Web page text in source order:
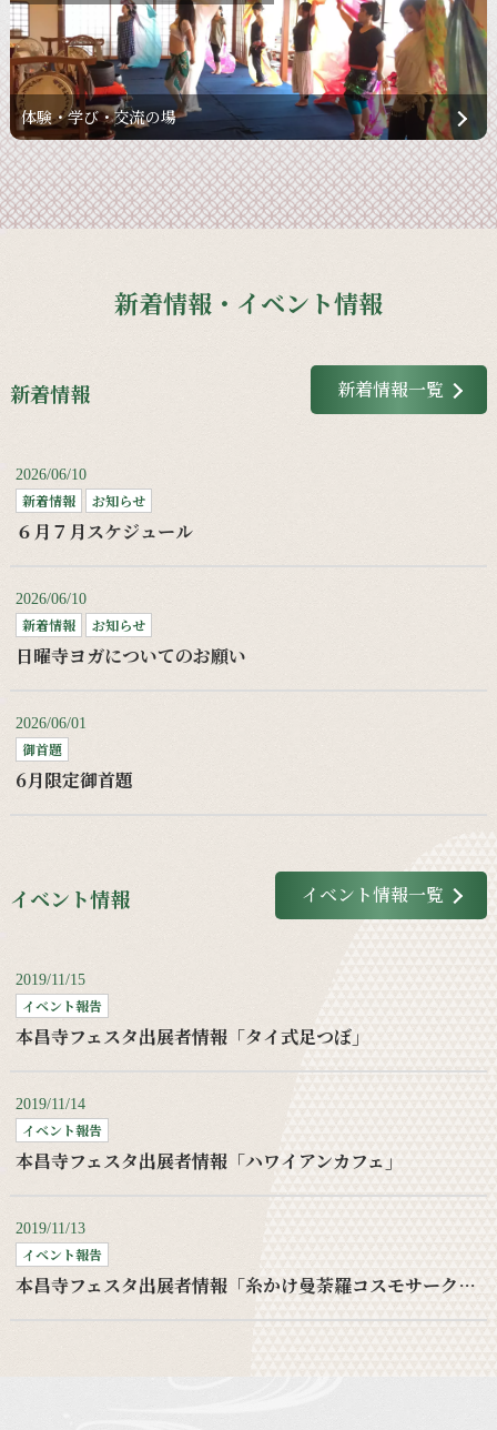
体験・学び・交流の場
新着情報・イベント情報
新着情報 新着情報一覧
2026/06/10
新着情報 お知らせ
６月７月スケジュール
2026/06/10
新着情報 お知らせ
日曜寺ヨガについてのお願い
2026/06/01
御首題
6月限定御首題
イベント情報 イベント情報一覧
2019/11/15
イベント報告
本昌寺フェスタ出展者情報「タイ式足つぼ」
2019/11/14
イベント報告
本昌寺フェスタ出展者情報「ハワイアンカフェ」
2019/11/13
イベント報告
本昌寺フェスタ出展者情報「糸かけ曼荼羅コスモサークルワークショップ」